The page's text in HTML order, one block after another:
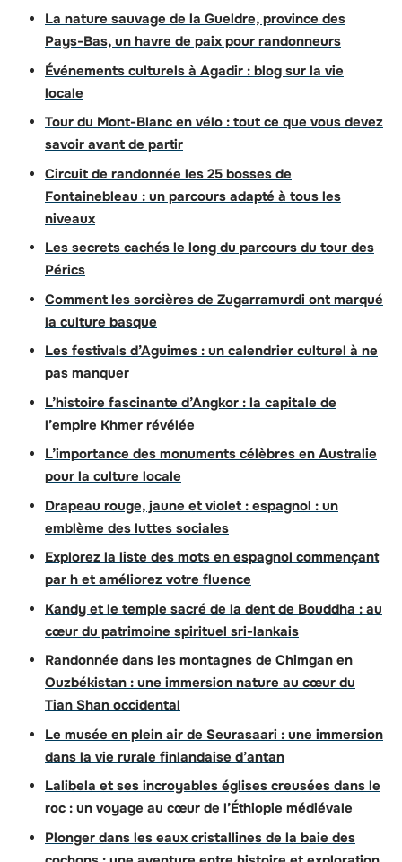
La nature sauvage de la Gueldre, province des
Pays-Bas, un havre de paix pour randonneurs
Événements culturels à Agadir : blog sur la vie
locale
Tour du Mont-Blanc en vélo : tout ce que vous devez
savoir avant de partir
Circuit de randonnée les 25 bosses de
Fontainebleau : un parcours adapté à tous les
niveaux
Les secrets cachés le long du parcours du tour des
Pérics
Comment les sorcières de Zugarramurdi ont marqué
la culture basque
Les festivals d’Aguimes : un calendrier culturel à ne
pas manquer
L’histoire fascinante d’Angkor : la capitale de
l’empire Khmer révélée
L’importance des monuments célèbres en Australie
pour la culture locale
Drapeau rouge, jaune et violet : espagnol : un
emblème des luttes sociales
Explorez la liste des mots en espagnol commençant
par h et améliorez votre fluence
Kandy et le temple sacré de la dent de Bouddha : au
cœur du patrimoine spirituel sri-lankais
Randonnée dans les montagnes de Chimgan en
Ouzbékistan : une immersion nature au cœur du
Tian Shan occidental
Le musée en plein air de Seurasaari : une immersion
dans la vie rurale finlandaise d’antan
Lalibela et ses incroyables églises creusées dans le
roc : un voyage au cœur de l’Éthiopie médiévale
Plonger dans les eaux cristallines de la baie des